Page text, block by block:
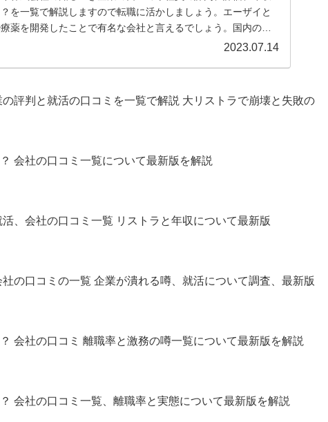
を一覧で解説しますので転職に活かしましょう。エーザイと
薬を開発したことで有名な会社と言えるでしょう。国内の売
薬のなかでもトップ10に入るほどの実力がある会社ですが、
2023.07.14
評判と就活の口コミを一覧で解説 大リストラで崩壊と失敗の
会社の口コミ一覧について最新版を解説
、会社の口コミ一覧 リストラと年収について最新版
の口コミの一覧 企業が潰れる噂、就活について調査、最新版
会社の口コミ 離職率と激務の噂一覧について最新版を解説
会社の口コミ一覧、離職率と実態について最新版を解説